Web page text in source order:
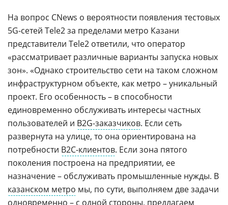
На вопрос CNews о вероятности появления тестовых
5G-сетей Tele2 за пределами метро Казани
представители Tele2 ответили, что оператор
«рассматривает различные варианты запуска новых
зон». «Однако строительство сети на таком сложном
инфраструктурном объекте, как метро – уникальный
проект. Его особенность – в способности
единовременно обслуживать интересы частных
пользователей и B2G-заказчиков. Если сеть
развернута на улице, то она ориентирована на
потребности В2С-клиентов. Если зона пятого
поколения построена на предприятии, ее
назначение – обслуживать промышленные нужды. В
казанском метро мы, по сути, выполняем две задачи
одновременно – с одной стороны, предлагаем